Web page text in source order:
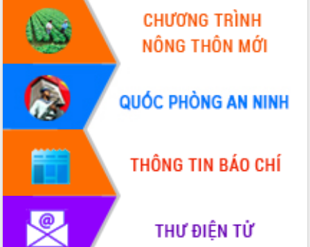
Huy giữ chức Bí thư Đảng ủy Ủy Ban
Nhân dân tỉnh
Bệnh án điện tử thúc đẩy chuyển đổi
số y tế tại Đắk Lắk
Chuyển đổi số thư viện: Mở rộng
không gian tri thức trong thời đại số
Đánh giá, rút kinh nghiệm công tác tổ
chức diễn tập trước ngày bầu cử
Chương trình “Gặp gỡ hữu nghị –
Friendship Meeting New Year 2026”
Bầu cử Quốc hội và HĐND: Cử tri Đắk
Lắk gửi gắm niềm tin, kỳ vọng vào lá
phiếu
Đắk Lắk sẵn sàng các điều kiện cho
Ngày hội bầu cử đại biểu Quốc hội
khóa XVI và HĐND các cấp nhiệm kỳ